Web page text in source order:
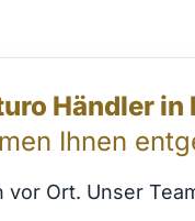
Händler in
Ihnen
vor Ort. Unser